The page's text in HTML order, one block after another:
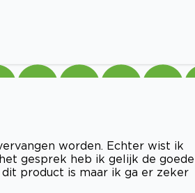
worden. Echter wist ik
gesprek heb ik gelijk de goede
product is maar ik ga er zeker